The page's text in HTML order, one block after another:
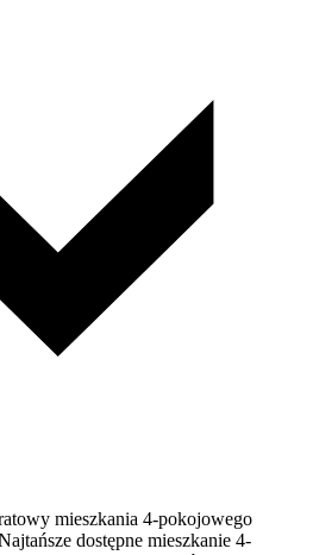
mieszkania 4-pokojowego
dostępne mieszkanie 4-